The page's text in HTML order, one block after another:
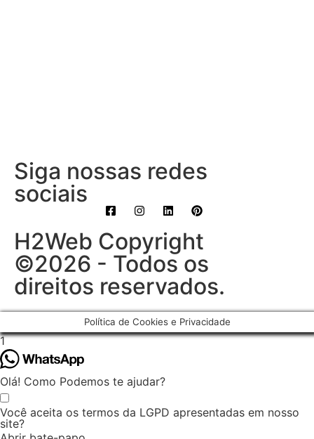
Siga nossas redes
sociais
H2Web Copyright
©2026 - Todos os
direitos reservados.
Política de Cookies e Privacidade
1
Olá! Como Podemos te ajudar?
Você aceita os termos da LGPD apresentadas em nosso
site?